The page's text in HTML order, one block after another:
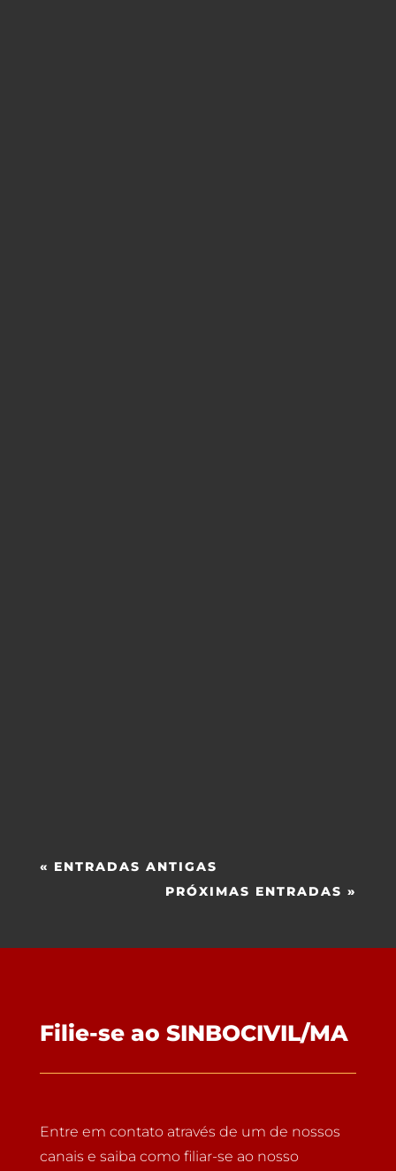
« ENTRADAS ANTIGAS
PRÓXIMAS ENTRADAS »
Filie-se ao SINBOCIVIL/MA
Entre em contato através de um de nossos
canais e saiba como filiar-se ao nosso